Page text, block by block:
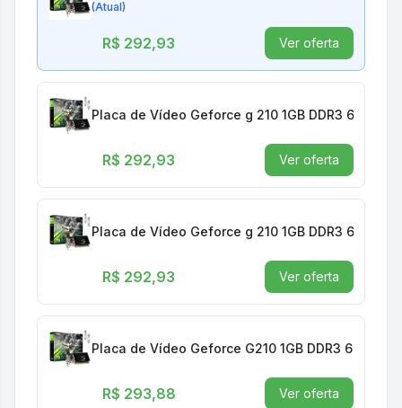
(Atual)
R$ 292,93 Ver oferta
Placa de Vídeo Geforce g 210 1GB DDR3 64 BIT
R$ 292,93 Ver oferta
Placa de Vídeo Geforce g 210 1GB DDR3 64 BIT
R$ 292,93 Ver oferta
Placa de Vídeo Geforce G210 1GB DDR3 64
R$ 293,88 Ver oferta